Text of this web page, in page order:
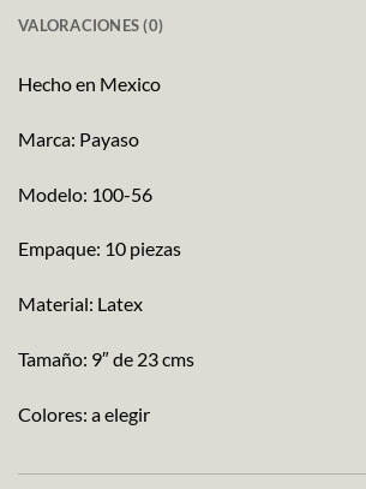
VALORACIONES (0)
Hecho en Mexico
Marca: Payaso
Modelo: 100-56
Empaque: 10 piezas
Material: Latex
Tamaño: 9″ de 23 cms
Colores: a elegir